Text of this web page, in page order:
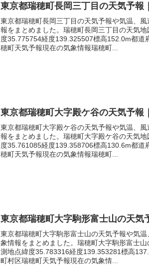
東京都瑞穂町長岡三丁目の天気予報
東京都瑞穂町長岡三丁目の天気予報や気温、
報をまとめました。瑞穂町長岡三丁目の天気
度35.775754経度139.325507標高152.0m都道
穂町天気予報現在の気象情報瑞穂町...
東京都瑞穂町大字殿ケ谷の天気予報
東京都瑞穂町大字殿ケ谷の天気予報や気温、
報をまとめました。瑞穂町大字殿ケ谷の天気
度35.761085経度139.358706標高130.6m都道
穂町天気予報現在の気象情報瑞穂町...
東京都瑞穂町大字駒形富士山の天気
東京都瑞穂町大字駒形富士山の天気予報や気
象情報をまとめました。瑞穂町大字駒形富士
測地点緯度35.783316経度139.353281標高
町村区瑞穂町天気予報現在の気象情...